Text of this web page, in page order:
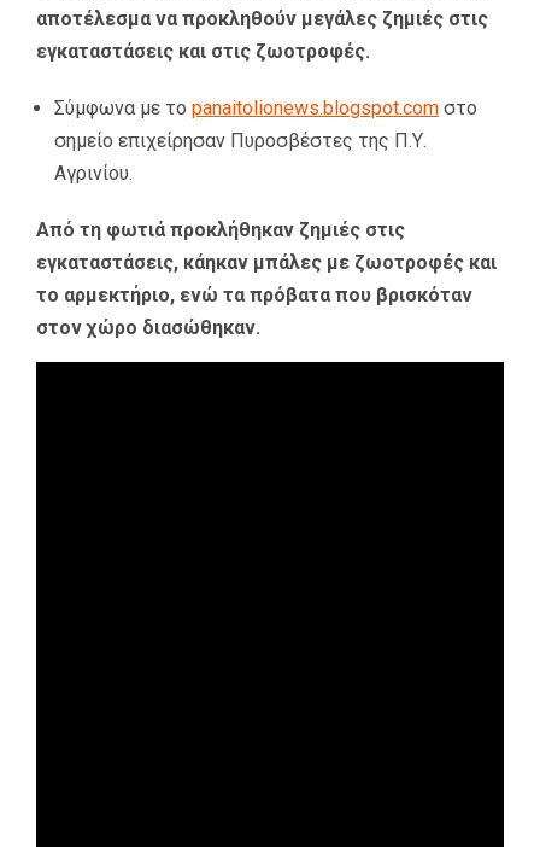
αποτέλεσμα να προκληθούν μεγάλες ζημιές στις
εγκαταστάσεις και στις ζωοτροφές.
Σύμφωνα με το panaitolionews.blogspot.com στο
σημείο επιχείρησαν Πυροσβέστες της Π.Υ.
Αγρινίου.
Από τη φωτιά προκλήθηκαν ζημιές στις
εγκαταστάσεις, κάηκαν μπάλες με ζωοτροφές και
το αρμεκτήριο, ενώ τα πρόβατα που βρισκόταν
στον χώρο διασώθηκαν.